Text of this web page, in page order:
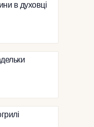
в духовці